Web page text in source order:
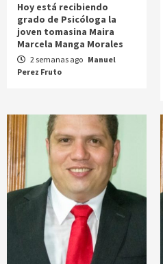
Hoy está recibiendo
grado de Psicóloga la
joven tomasina Maira
Marcela Manga Morales
2 semanas ago Manuel
Perez Fruto